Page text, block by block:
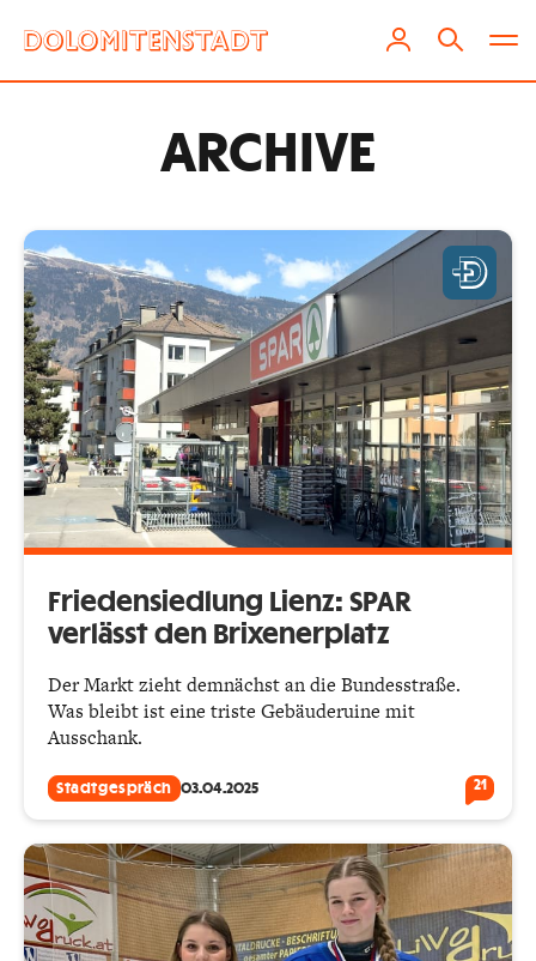
ARCHIVE
Friedensiedlung Lienz: SPAR
verlässt den Brixenerplatz
Der Markt zieht demnächst an die Bundesstraße.
Was bleibt ist eine triste Gebäuderuine mit
Ausschank.
Stadtgespräch 03.04.2025 21